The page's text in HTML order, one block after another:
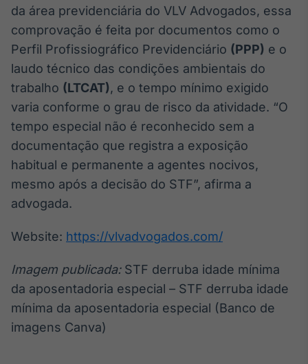
da área previdenciária do VLV Advogados, essa
comprovação é feita por documentos como o
Perfil Profissiográfico Previdenciário (PPP) e o
laudo técnico das condições ambientais do
trabalho (LTCAT), e o tempo mínimo exigido
varia conforme o grau de risco da atividade. “O
tempo especial não é reconhecido sem a
documentação que registra a exposição
habitual e permanente a agentes nocivos,
mesmo após a decisão do STF”, afirma a
advogada.
Website: https://vlvadvogados.com/
Imagem publicada:STF derruba idade mínima
da aposentadoria especial – STF derruba idade
mínima da aposentadoria especial (Banco de
imagens Canva)